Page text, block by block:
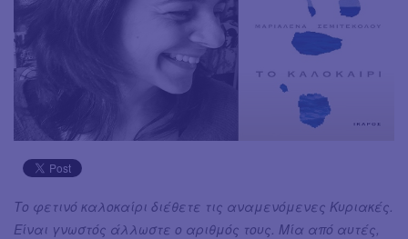
Το φετινό καλοκαίρι διέθετε τις αναμενόμενες Κυριακές.
Είναι γνωστός άλλωστε ο αριθμός τους. Μία από αυτές,